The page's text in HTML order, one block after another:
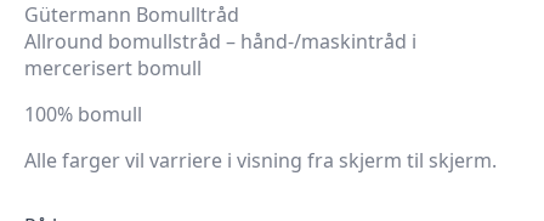
Gütermann Bomulltråd
Allround bomullstråd – hånd-/maskintråd i
mercerisert bomull
100% bomull
Alle farger vil varriere i visning fra skjerm til skjerm.